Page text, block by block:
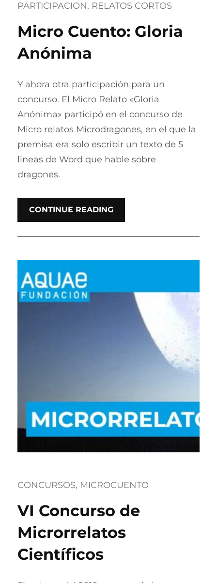
PARTICIPACION, RELATOS CORTOS
Micro Cuento: Gloria
Anónima
Y ahora otra participación para un
concurso. El Micro Relato «Gloria
Anónima» participó en el concurso de
Micro relatos Microdragones, en el que la
premisa era solo escribir un texto de 5
lineas de Word que hable sobre
dragones.
CONTINUE READING
CONCURSOS, MICROCUENTO
VI Concurso de
Microrrelatos
Científicos